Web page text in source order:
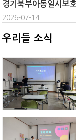
경기북부아동일시보
2026-07-14
우리들 소식